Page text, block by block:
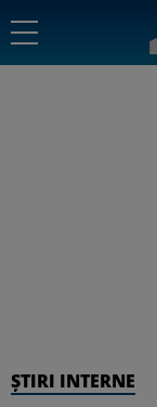
ȘTIRI INTERNE